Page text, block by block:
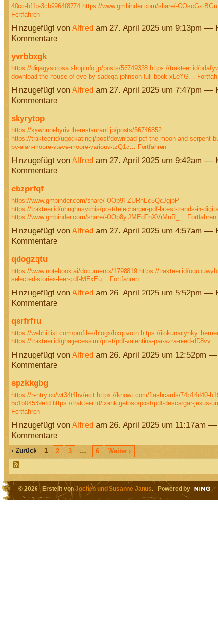
40cc-bf1b-3cb9964f8774 https://www.gmbinder.com/share/-
Fortfahren
Hinzugefügt von Alfredam 27. April 2025 um 9:13pm —
Kommentare
yvrbbxgk
https://diqagysotosa.shopinfo.jp/posts/56749338 https://trakteer.id/
download-the-house-of-eve-by-sadeqa-johnson-full-book-xLeYG…
Hinzugefügt von Alfredam 27. April 2025 um 7:47pm —
Kommentare
skyrytop
https://kywhunebyriv.therestaurant.jp/posts/56746852
https://trakteer.id/uqockatingij/post/download-pdf-the-moon-and-serpent-
by-alan-moore-steve-moore-various-tzQ1c…
Fortfahren
Hinzugefügt von Alfredam 27. April 2025 um 9:42am —
Kommentare
cbzprfqf
https://www.gmbinder.com/share/-OOp9HZURhEc5QcJgjbP
https://trakteer.id/uhughusychis/post/telecharger-pdf-latest-trends-in-
https://www.gmbinder.com/share/-OOp8yiJMEdFnXVrMuR_…
Fortfahren
Hinzugefügt von Alfredam 27. April 2025 um 4:57am —
Kommentare
qdogzqtu
https://www.notebook.ai/documents/1798819 https://trakteer.id/
selected-stories-leer-pdf-MExEu…
Fortfahren
Hinzugefügt von Alfredam 26. April 2025 um 5:52pm —
Kommentare
qsrfrfru
https://webhitlist.com/profiles/blogs/bxqovotn https://
https://trakteer.id/ghagecessimi/post/pdf-valentina-par-azra-reed-dD8vv…
Hinzugefügt von Alfredam 26. April 2025 um 12:52pm —
Kommentare
spzkkgbg
https://rentry.co/wt34t4hv/edit https://knowt.com/flashcards/74b14d40-
5c1b04539efd https://trakteer.id/ixenkigetoso/post/pdf-descargar-jesus-
Fortfahren
Hinzugefügt von Alfredam 26. April 2025 um 11:17am —
Kommentare
‹ Zurück 1 2 3 … 6 Weiter ›
© 2026 Erstellt vonJochen und Susanne Janus. Powered by